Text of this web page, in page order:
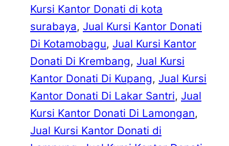
Kursi Kantor Donati di kota
surabaya, Jual Kursi Kantor Donati
Di Kotamobagu, Jual Kursi Kantor
Donati Di Krembang, Jual Kursi
Kantor Donati Di Kupang, Jual Kursi
Kantor Donati Di Lakar Santri, Jual
Kursi Kantor Donati Di Lamongan
Jual Kursi Kantor Donati di